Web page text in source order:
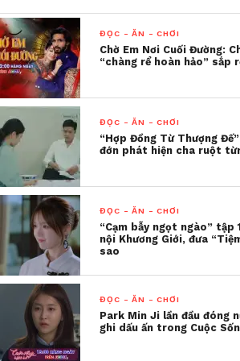
Một trong những điểm nhấn đặc sắc
khu bếp mở, nơi thực khách có thể
kiến các đầu bếp khéo léo tạo nên
ngọt cầu kỳ và tinh tế. Bên cạnh đó,
máy” sô-cô-la thu nhỏ, bao gồm
rang hạt cacao, máy điều nhiệt và
chảy liên tục. Tất cả đều được thiết
nguyên mẫu máy móc thực tế, đưa
ĐỌC - ĂN - CHƠI
Chờ Em Nơi Cuối Đường:
“chàng rể hoàn hảo” sắp
ĐỌC - ĂN - CHƠI
“Hợp Đồng Từ Thượng
đớn phát hiện cha ruột
ĐỌC - ĂN - CHƠI
“Cạm bẫy ngọt ngào” tập
nội Khương Giới, đưa
sao
ĐỌC - ĂN - CHƠI
Park Min Ji lần đầu đóng
ghi dấu ấn trong Cuộc